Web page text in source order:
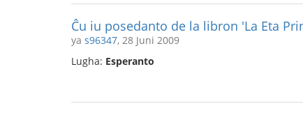
Ĉu iu posedanto de la libron 'La Eta
ya s96347, 28 Juni 2009
Lugha: Esperanto